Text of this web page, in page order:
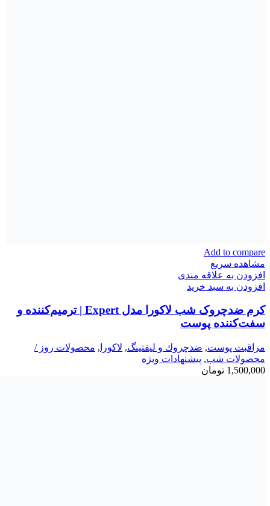
Add to compare
مشاهده سریع
افزودن به علاقه مندی
افزودن به سبد خرید
کرم ضدچروک شب لاکورا مدل Expert | ترمیم‌کننده و
سفت‌کننده پوست
مراقبت پوست, ضدچروك و ليفتينگ, لاكورا , محصولات روز /
محصولات شب, پیشنهادات ویژه
1,500,000 تومان